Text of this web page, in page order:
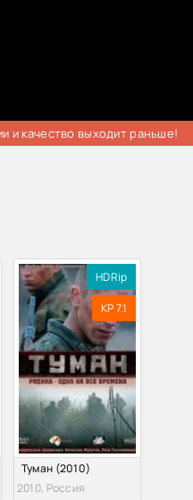
и качество выходит раньше!
HDRip
KP 7.1
Туман (2010)
2010, Россия